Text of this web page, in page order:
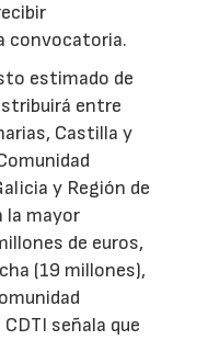
convocatoria.
estimado de
entre
Castilla y
y Región de
la mayor
de euros,
(19 millones),
señala que